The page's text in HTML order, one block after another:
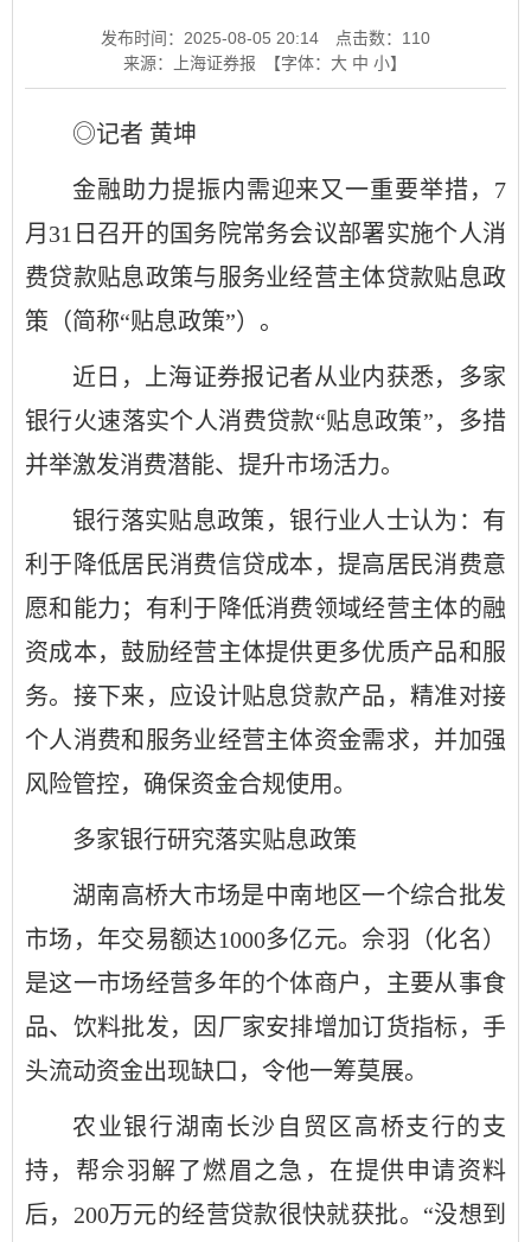
发布时间：2025-08-05 20:14 点击数： 110
来源：上海证券报
【字体： 大 中 小】
◎记者 黄坤
金融助力提振内需迎来又一重要举措，7
月31日召开的国务院常务会议部署实施个人消
费贷款贴息政策与服务业经营主体贷款贴息政
策（简称“贴息政策”）。
近日，上海证券报记者从业内获悉，多家
银行火速落实个人消费贷款“贴息政策”，多措
并举激发消费潜能、提升市场活力。
银行落实贴息政策，银行业人士认为：有
利于降低居民消费信贷成本，提高居民消费意
愿和能力；有利于降低消费领域经营主体的融
资成本，鼓励经营主体提供更多优质产品和服
务。接下来，应设计贴息贷款产品，精准对接
个人消费和服务业经营主体资金需求，并加强
风险管控，确保资金合规使用。
多家银行研究落实贴息政策
湖南高桥大市场是中南地区一个综合批发
市场，年交易额达1000多亿元。佘羽（化名）
是这一市场经营多年的个体商户，主要从事食
品、饮料批发，因厂家安排增加订货指标，手
头流动资金出现缺口，令他一筹莫展。
农业银行湖南长沙自贸区高桥支行的支
持，帮佘羽解了燃眉之急，在提供申请资料
后，200万元的经营贷款很快就获批。“没想到